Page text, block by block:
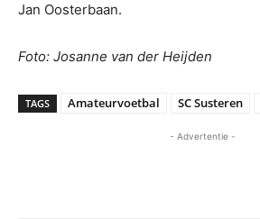
Jan Oosterbaan.
Foto: Josanne van der Heijden
TAGS Amateurvoetbal SC Susteren
- Advertentie -